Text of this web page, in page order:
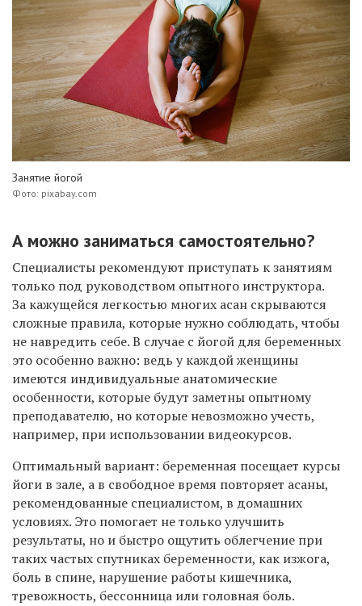
Занятие йогой
Фото: pixabay.com
А можно заниматься самостоятельно?
Специалисты рекомендуют приступать к занятиям
только под руководством опытного инструктора.
За кажущейся легкостью многих асан скрываются
сложные правила, которые нужно соблюдать, чтобы
не навредить себе. В случае с йогой для беременных
это особенно важно: ведь у каждой женщины
имеются индивидуальные анатомические
особенности, которые будут заметны опытному
преподавателю, но которые невозможно учесть,
например, при использовании видеокурсов.
Оптимальный вариант: беременная посещает курсы
йоги в зале, а в свободное время повторяет асаны,
рекомендованные специалистом, в домашних
условиях. Это помогает не только улучшить
результаты, но и быстро ощутить облегчение при
таких частых спутниках беременности, как изжога,
боль в спине, нарушение работы кишечника,
тревожность, бессонница или головная боль.